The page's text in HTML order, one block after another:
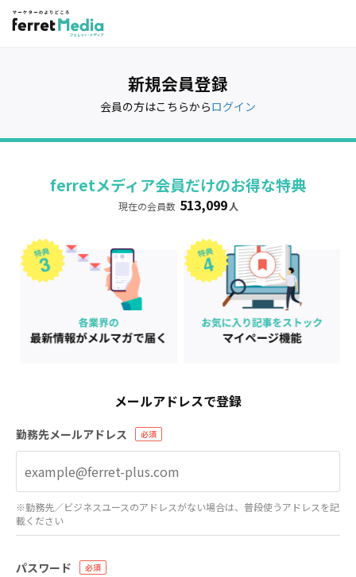
新規会員登録
会員の方はこちらからログイン
ferretメディア会員だけのお得な特典
現在の会員数 513,099 人
メールアドレスで登録
勤務先メールアドレス
※勤務先／ビジネスユースのアドレスがない場合は、普段使うアドレスを記
載ください
パスワード